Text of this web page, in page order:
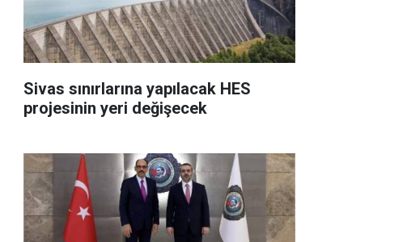
Sivas sınırlarına yapılacak HES
projesinin yeri değişecek